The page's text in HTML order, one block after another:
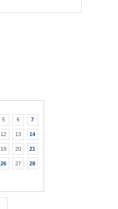
5 6 7
12 13 14
19 20 21
26 27 28